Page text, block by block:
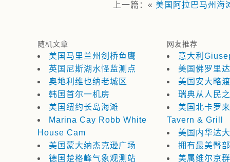
上一篇：« 美国阿拉巴马州海
随机文章
美国马里兰州剑桥鱼鹰
英国尼斯湖水怪监测点
奥地利维也纳老城区
韩国首尔一机房
美国纽约长岛海滩
Marina Cay Robb White
House Cam
美国蒙大纳杰克逊广场
德国楚格峰气象观测站
网友推荐
意大利
美国佛罗里
美国安大略
瑞典从人民
美国北卡罗
Tavern & Grill
美国内华达
拥有最美臀
美属维尔京